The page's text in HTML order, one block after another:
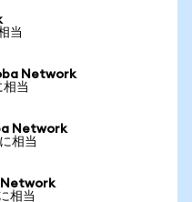
当
Network
当
Network
相当
Network
相当